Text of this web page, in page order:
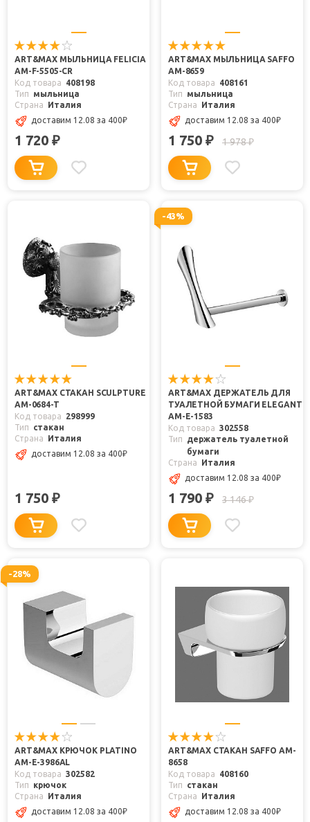
ART&MAX МЫЛЬНИЦА FELICIA
AM-F-5505-CR
Код товара
408198
Тип
мыльница
Страна
Италия
доставим 12.08 за 400₽
1 720 ₽
ART&MAX МЫЛЬНИЦА SAFFO
AM-8659
Код товара
408161
Тип
мыльница
Страна
Италия
доставим 12.08 за 400₽
1 750 ₽ 1 978₽
ART&MAX СТАКАН SCULPTURE
AM-0684-T
Код товара
298999
Тип
стакан
Страна
Италия
доставим 12.08 за 400₽
1 750 ₽
-43%
ART&MAX ДЕРЖАТЕЛЬ ДЛЯ
ТУАЛЕТНОЙ БУМАГИ ELEGANT
AM-E-1583
Код товара 302558
Тип
держатель туалетной
бумаги
Страна
Италия
доставим 12.08 за 400₽
1 790 ₽ 3 146₽
-28%
ART&MAX КРЮЧОК PLATINO
AM-E-3986AL
Код товара 302582
Тип
крючок
Страна
Италия
доставим 12.08 за 400₽
ART&MAX СТАКАН SAFFO AM-
8658
Код товара
408160
Тип
стакан
Страна
Италия
доставим 12.08 за 400₽